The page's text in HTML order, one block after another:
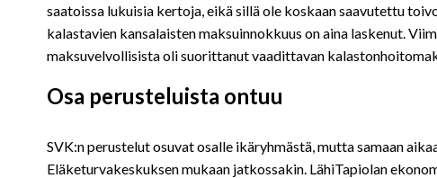
saatoissa lukuisia kertoja, eikä sillä ole koskaan saavutettu
kalastavien kansalaisten maksuinnokkuus on aina laskenut.
maksuvelvollisista oli suorittanut vaadittavan
Osa perusteluista ontuu
SVK:n perustelut osuvat osalle ikäryhmästä, mutta samaan
Eläketurvakeskuksen mukaan jatkossakin. LähiTapiolan